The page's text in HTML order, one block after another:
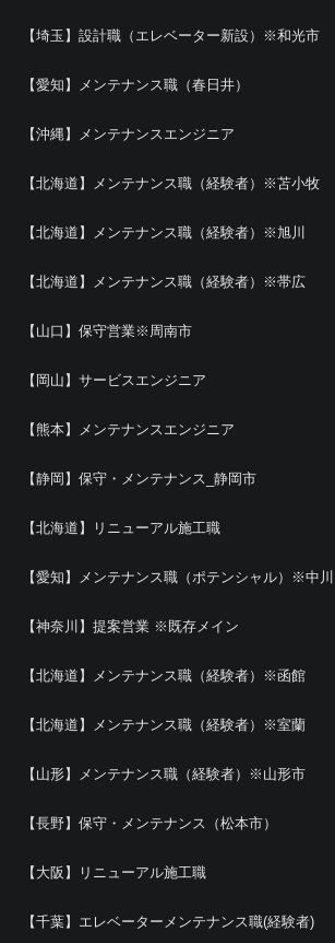
【埼玉】設計職（エレベーター新設）※和光市
【愛知】メンテナンス職（春日井）
【沖縄】メンテナンスエンジニア
【北海道】メンテナンス職（経験者）※苫小牧
【北海道】メンテナンス職（経験者）※旭川
【北海道】メンテナンス職（経験者）※帯広
【山口】保守営業※周南市
【岡山】サービスエンジニア
【熊本】メンテナンスエンジニア
【静岡】保守・メンテナンス_静岡市
【北海道】リニューアル施工職
【愛知】メンテナンス職（ポテンシャル）※中川
【神奈川】提案営業 ※既存メイン
【北海道】メンテナンス職（経験者）※函館
【北海道】メンテナンス職（経験者）※室蘭
【山形】メンテナンス職（経験者）※山形市
【長野】保守・メンテナンス（松本市）
【大阪】リニューアル施工職
【千葉】エレベーターメンテナンス職(経験者)